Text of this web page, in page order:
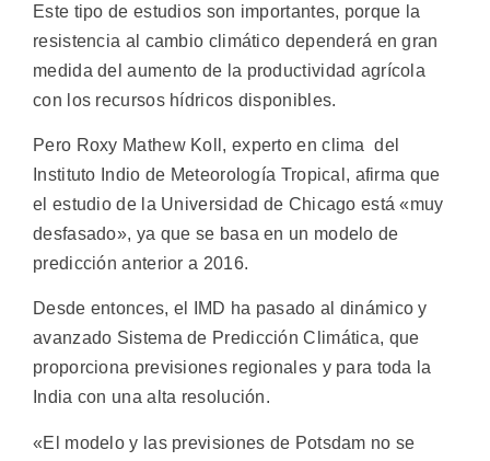
Este tipo de estudios son importantes, porque la
resistencia al cambio climático dependerá en gran
medida del aumento de la productividad agrícola
con los recursos hídricos disponibles.
Pero Roxy Mathew Koll, experto en clima del
Instituto Indio de Meteorología Tropical, afirma que
el estudio de la Universidad de Chicago está «muy
desfasado», ya que se basa en un modelo de
predicción anterior a 2016.
Desde entonces, el IMD ha pasado al dinámico y
avanzado Sistema de Predicción Climática, que
proporciona previsiones regionales y para toda la
India con una alta resolución.
«El modelo y las previsiones de Potsdam no se